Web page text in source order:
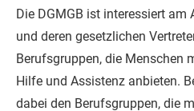
Die DGMGB ist interessiert
und deren gesetzlichen
Berufsgruppen, die Menschen
Hilfe und Assistenz anbieten.
dabei den Berufsgruppen, die